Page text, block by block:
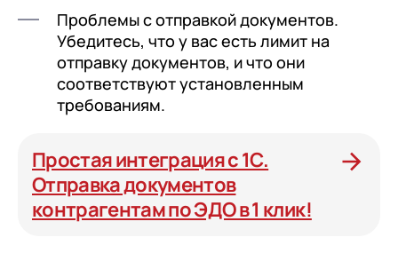
Проблемы с отправкой документов.
Убедитесь, что у вас есть лимит на
отправку документов, и что они
соответствуют установленным
требованиям.
Простая интеграция с 1С.
Отправка документов
контрагентам по ЭДО в 1 клик!